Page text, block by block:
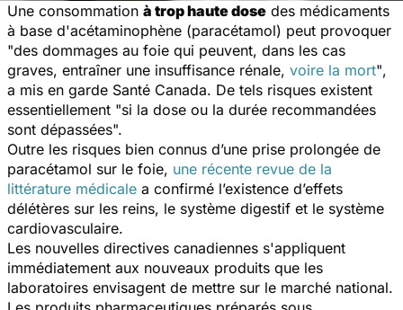
Une consommation à trop haute dose des médicaments
à base d'acétaminophène (paracétamol) peut provoquer
"des dommages au foie qui peuvent, dans les cas
graves, entraîner une insuffisance rénale, voire la mort",
a mis en garde Santé Canada. De tels risques existent
essentiellement "si la dose ou la durée recommandées
sont dépassées".
Outre les risques bien connus d’une prise prolongée de
paracétamol sur le foie, une récente revue de la
littérature médicale a confirmé l’existence d’effets
délétères sur les reins, le système digestif et le système
cardiovasculaire.
Les nouvelles directives canadiennes s'appliquent
immédiatement aux nouveaux produits que les
laboratoires envisagent de mettre sur le marché national.